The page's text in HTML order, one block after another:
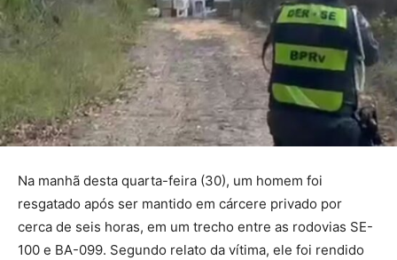
Na manhã desta quarta-feira (30), um homem foi
resgatado após ser mantido em cárcere privado por
cerca de seis horas, em um trecho entre as rodovias SE-
100 e BA-099. Segundo relato da vítima, ele foi rendido